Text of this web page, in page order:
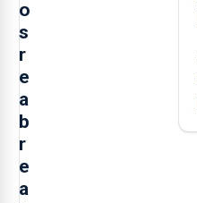
o
s
r
e
a
b
r
e
a